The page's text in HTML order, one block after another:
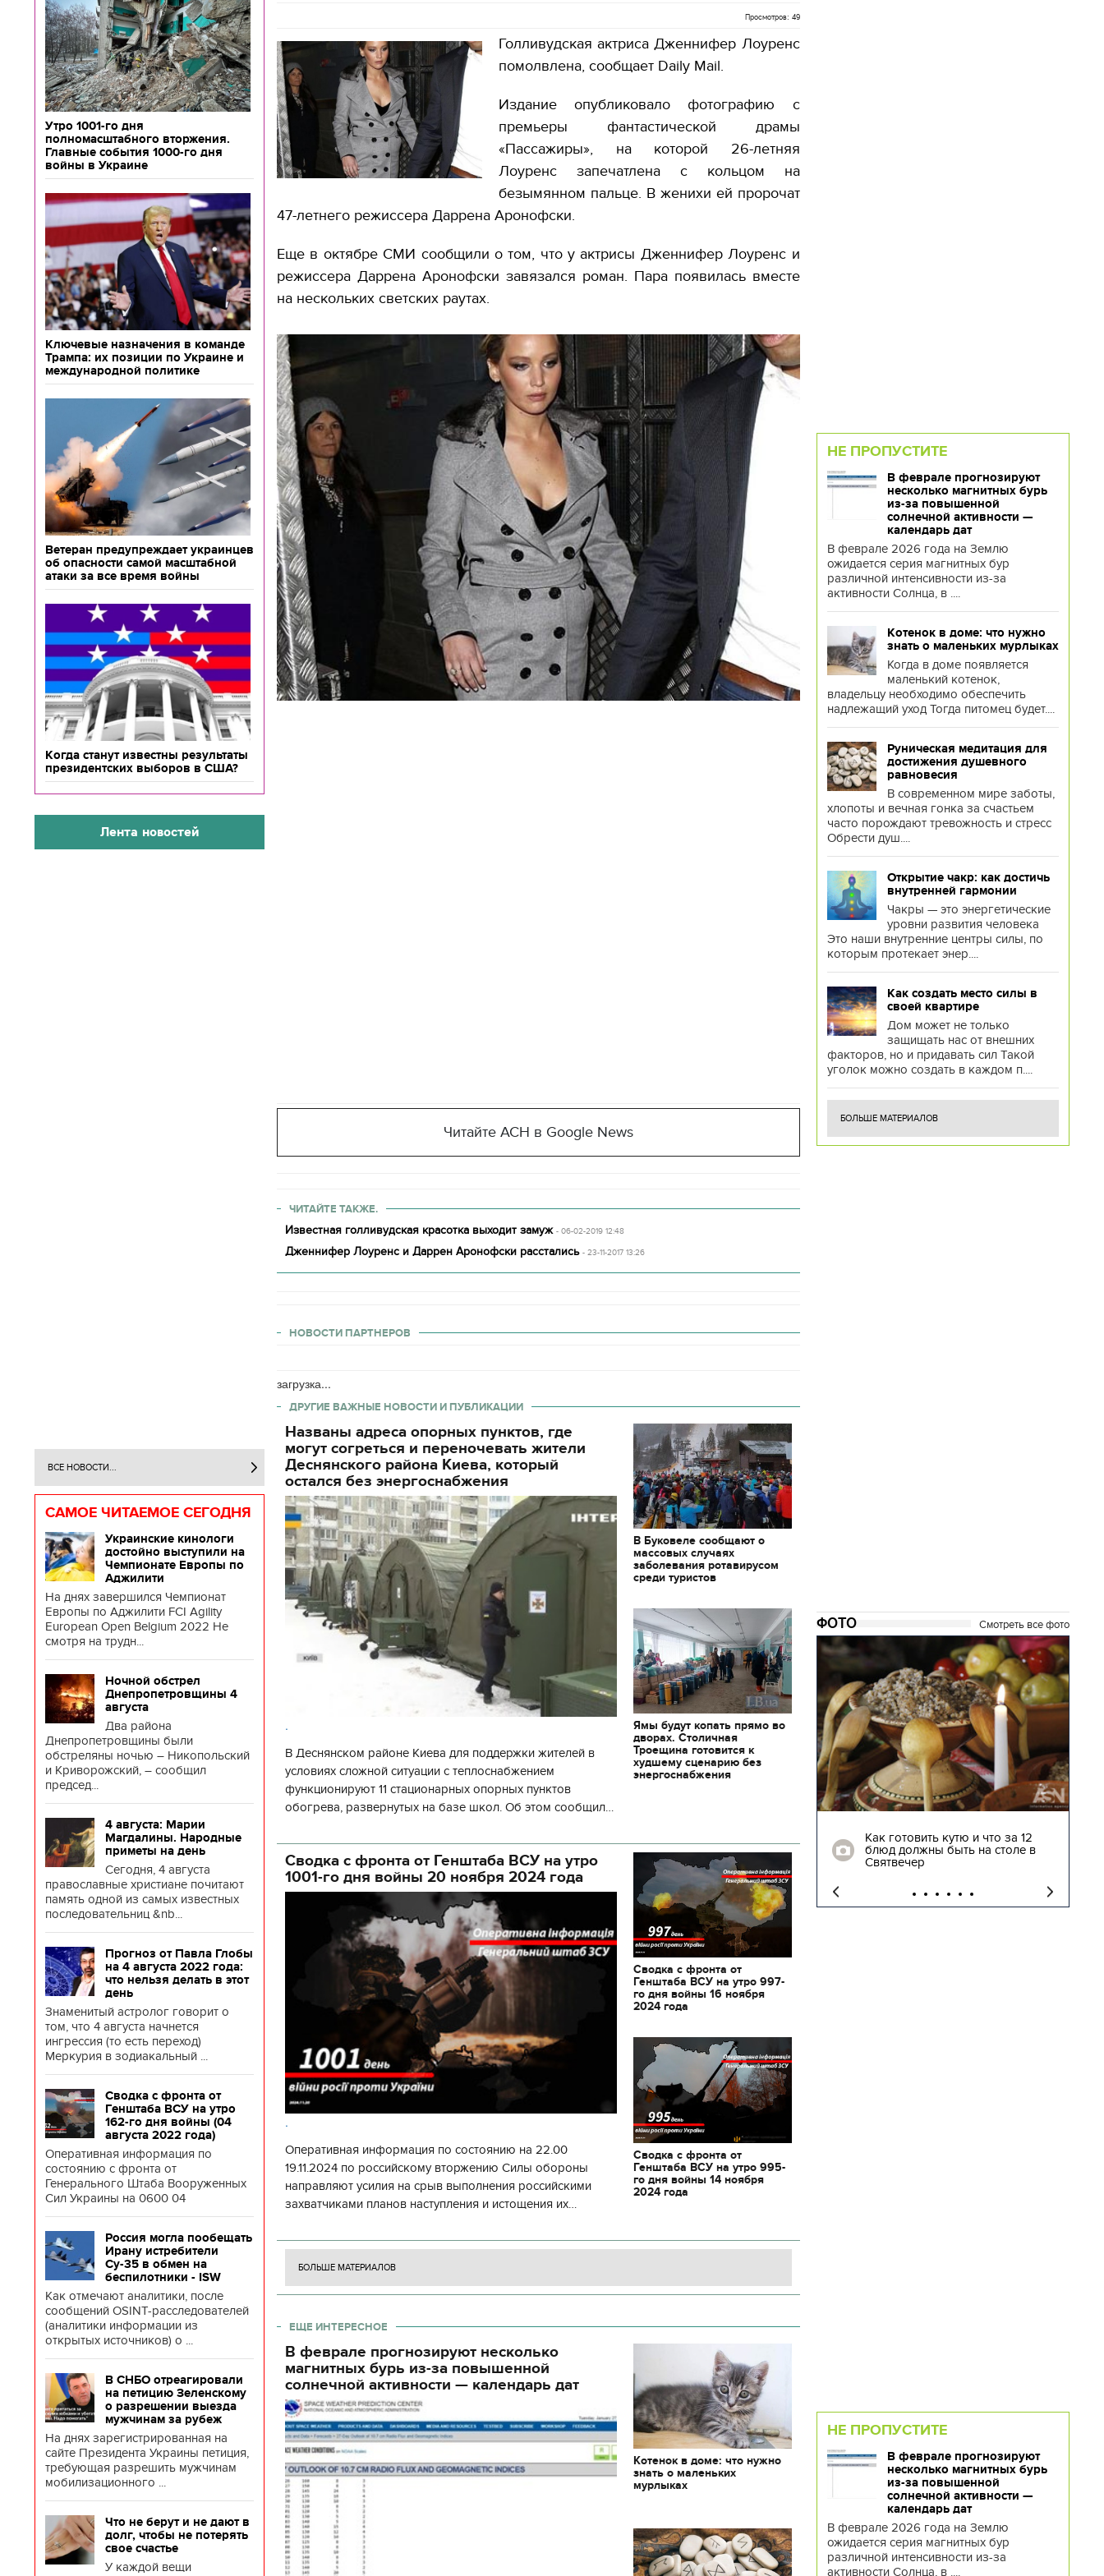
Утро 1001-го дня
полномасштабного вторжения.
Главные события 1000-го дня
войны в Украине
Ключевые назначения в команде
Трампа: их позиции по Украине и
международной политике
Ветеран предупреждает украинцев
об опасности самой масштабной
атаки за все время войны
Когда станут известны результаты
президентских выборов в США?
Лента новостей
ВСЕ НОВОСТИ...
САМОЕ ЧИТАЕМОЕ СЕГОДНЯ
Украинские кинологи
достойно выступили на
Чемпионате Европы по
Аджилити
На днях завершился Чемпионат
Европы по Аджилити FCI Agility
European Open Belgium 2022 Не
смотря на трудн...
Ночной обстрел
Днепропетровщины 4
августа
Два района
Днепропетровщины были
обстреляны ночью – Никопольский
и Криворожский, – сообщил
председ...
4 августа: Марии
Магдалины. Народные
приметы на день
Сегодня, 4 августа
православные христиане почитают
память одной из самых известных
последовательниц &nb...
Прогноз от Павла Глобы
на 4 августа 2022 года:
что нельзя делать в этот
день
Знаменитый астролог говорит о
том, что 4 августа начнется
ингрессия (то есть переход)
Меркурия в зодиакальный ...
Сводка с фронта от
Генштаба ВСУ на утро
162-го дня войны (04
августа 2022 года)
Оперативная информация по
состоянию с фронта от
Генерального Штаба Вооруженных
Сил Украины на 0600 04
Россия могла пообещать
Ирану истребители
Су-35 в обмен на
беспилотники - ISW
Как отмечают аналитики, после
сообщений OSINT-расследователей
(аналитики информации из
открытых источников) о ...
В СНБО отреагировали
на петицию Зеленскому
о разрешении выезда
мужчинам за рубеж
На днях зарегистрированная на
сайте Президента Украины петиция,
требующая разрешить мужчинам
мобилизационного ...
Что не берут и не дают в
долг, чтобы не потерять
свое счастье
У каждой вещи
Просмотров: 49
Голливудская актриса Дженнифер Лоуренс
помолвлена, сообщает Daily Mail.
Издание опубликовало фотографию с
премьеры фантастической драмы
«Пассажиры», на которой 26-летняя
Лоуренс запечатлена с кольцом на
безымянном пальце. В женихи ей пророчат
47-летнего режиссера Даррена Аронофски.
Еще в октябре СМИ сообщили о том, что у актрисы Дженнифер Лоуренс и
режиссера Даррена Аронофски завязался роман. Пара появилась вместе
на нескольких светских раутах.
Читайте АСН в Google News
ЧИТАЙТЕ ТАКЖЕ.
Известная голливудская красотка выходит замуж - 06-02-2019 12:48
Дженнифер Лоуренс и Даррен Аронофски расстались - 23-11-2017 13:26
НОВОСТИ ПАРТНЕРОВ
загрузка...
ДРУГИЕ ВАЖНЫЕ НОВОСТИ И ПУБЛИКАЦИИ
Названы адреса опорных пунктов, где
могут согреться и переночевать жители
Деснянского района Киева, который
остался без энергоснабжения
.
В Деснянском районе Киева для поддержки жителей в
условиях сложной ситуации с теплоснабжением
функционируют 11 стационарных опорных пунктов
обогрева, развернутых на базе школ. Об этом сообщил
государственной а
В Буковеле сообщают о
массовых случаях
заболевания ротавирусом
среди туристов
Ямы будут копать прямо во
дворах. Столичная
Троещина готовится к
худшему сценарию без
энергоснабжения
Сводка с фронта от Генштаба ВСУ на утро
1001-го дня войны 20 ноября 2024 года
.
Оперативная информация по состоянию на 22.00
19.11.2024 по российскому вторжению Силы обороны
направляют усилия на срыв выполнения российскими
захватчиками планов наступления и истощения их
боевых ст
Сводка с фронта от
Генштаба ВСУ на утро 997-
го дня войны 16 ноября
2024 года
Сводка с фронта от
Генштаба ВСУ на утро 995-
го дня войны 14 ноября
2024 года
БОЛЬШЕ МАТЕРИАЛОВ
ЕЩЕ ИНТЕРЕСНОЕ
В феврале прогнозируют несколько
магнитных бурь из-за повышенной
солнечной активности — календарь дат
Котенок в доме: что нужно
знать о маленьких
мурлыках
НЕ ПРОПУСТИТЕ
В феврале прогнозируют
несколько магнитных бурь
из-за повышенной
солнечной активности —
календарь дат
В феврале 2026 года на Землю
ожидается серия магнитных бур
различной интенсивности из-за
активности Солнца, в ....
Котенок в доме: что нужно
знать о маленьких мурлыках
Когда в доме появляется
маленький котенок,
владельцу необходимо обеспечить
надлежащий уход Тогда питомец будет....
Руническая медитация для
достижения душевного
равновесия
В современном мире заботы,
хлопоты и вечная гонка за счастьем
часто порождают тревожность и стресс
Обрести душ....
Открытие чакр: как достичь
внутренней гармонии
Чакры — это энергетические
уровни развития человека
Это наши внутренние центры силы, по
которым протекает энер....
Как создать место силы в
своей квартире
Дом может не только
защищать нас от внешних
факторов, но и придавать сил Такой
уголок можно создать в каждом п....
БОЛЬШЕ МАТЕРИАЛОВ
ФОТО Смотреть все фото
декорации к фильму
"Сторожевая застава"
Как готовить кутю и что за 12
блюд должны быть на столе в
Святвечер
НЕ ПРОПУСТИТЕ
В феврале прогнозируют
несколько магнитных бурь
из-за повышенной
солнечной активности —
календарь дат
В феврале 2026 года на Землю
ожидается серия магнитных бур
различной интенсивности из-за
активности Солнца, в ....